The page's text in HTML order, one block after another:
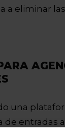
a eliminar
una
de entradas